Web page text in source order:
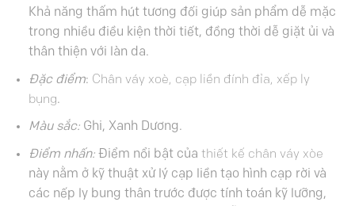
Khả năng thấm hút tương đối giúp sản phẩm dễ mặc
trong nhiều điều kiện thời tiết, đồng thời dễ giặt ủi và
thân thiện với làn da.
Đặc điểm: Chân váy xoè, cạp liền đính đỉa, xếp ly
bụng.
Màu sắc:Ghi, Xanh Dương.
Điểm nhấn:Điểm nổi bật của thiết kế chân váy xòe
này nằm ở kỹ thuật xử lý cạp liền tạo hình cạp rời và
các nếp ly bung thân trước được tính toán kỹ lưỡng,